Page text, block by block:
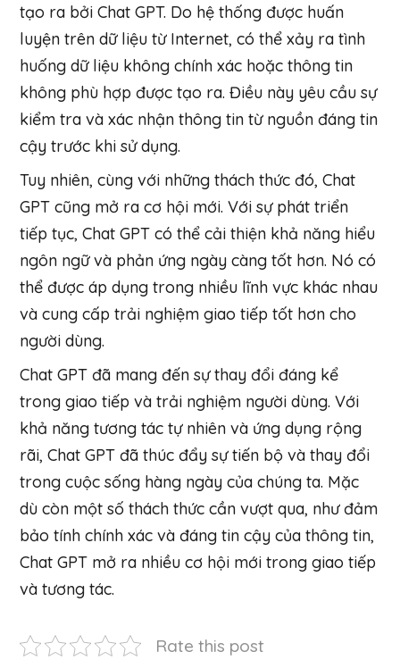
tạo ra bởi Chat GPT. Do hệ thống được huấn
luyện trên dữ liệu từ Internet, có thể xảy ra tình
huống dữ liệu không chính xác hoặc thông tin
không phù hợp được tạo ra. Điều này yêu cầu sự
kiểm tra và xác nhận thông tin từ nguồn đáng tin
cậy trước khi sử dụng.
Tuy nhiên, cùng với những thách thức đó, Chat
GPT cũng mở ra cơ hội mới. Với sự phát triển
tiếp tục, Chat GPT có thể cải thiện khả năng hiểu
ngôn ngữ và phản ứng ngày càng tốt hơn. Nó có
thể được áp dụng trong nhiều lĩnh vực khác nhau
và cung cấp trải nghiệm giao tiếp tốt hơn cho
người dùng.
Chat GPT đã mang đến sự thay đổi đáng kể
trong giao tiếp và trải nghiệm người dùng. Với
khả năng tương tác tự nhiên và ứng dụng rộng
rãi, Chat GPT đã thúc đẩy sự tiến bộ và thay đổi
trong cuộc sống hàng ngày của chúng ta. Mặc
dù còn một số thách thức cần vượt qua, như đảm
bảo tính chính xác và đáng tin cậy của thông tin,
Chat GPT mở ra nhiều cơ hội mới trong giao tiếp
và tương tác.
Rate this post